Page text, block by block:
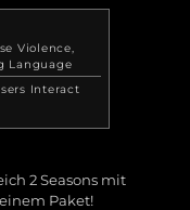
Violence
Language
Interact
2 Seasons mit
Paket!